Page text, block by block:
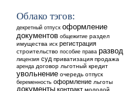
Облако тэгов:
декретный отпуск оформление
документов общежитие раздел
имущества иск регистрация
строительство пособие права развод
лицензия суд приватизация продажа
аренда договор льготный кредит
увольнение очередь отпуск
беременность оформление льготы
документы контракт молодой